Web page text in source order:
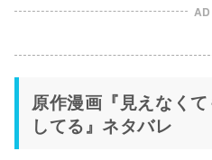
AD
原作漫画『見えなく
してる』ネタバレ